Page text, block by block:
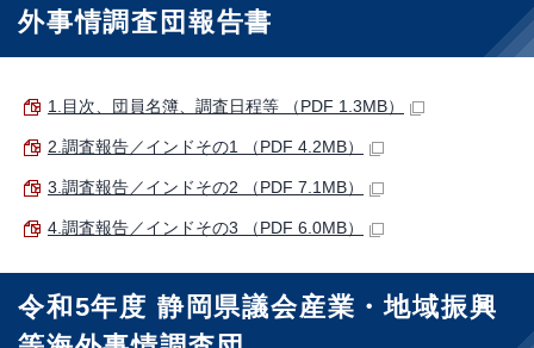
外事情調査団報告書
1.目次、団員名簿、調査日程等 （PDF 1.3MB）
2.調査報告／インドその1 （PDF 4.2MB）
3.調査報告／インドその2 （PDF 7.1MB）
4.調査報告／インドその3 （PDF 6.0MB）
令和5年度 静岡県議会産業・地域振興